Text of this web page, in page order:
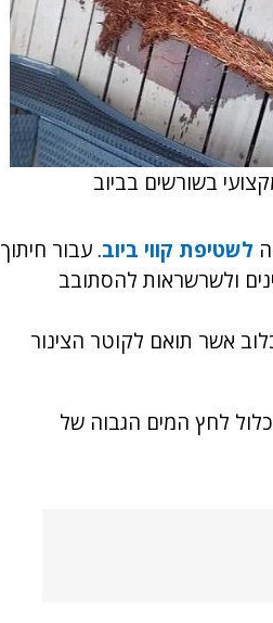
בשורשים בביוב
לשטיפת קווי ביוב. עבור חיתוך
ולשרשראות להסתובב
אשר תואם לקוטר הצינור
לחץ המים הגבוה של